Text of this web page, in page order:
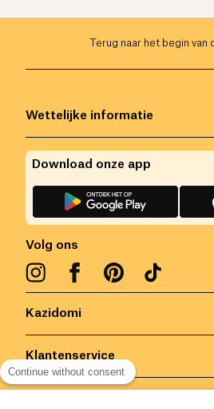
Terug naar het begin van
Kazidomi
Klantenservice
Wettelijke informatie
Volg ons
Download onze app
Continue without consent